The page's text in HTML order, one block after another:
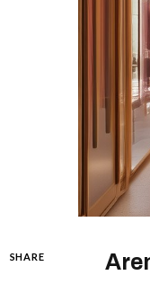
SHARE